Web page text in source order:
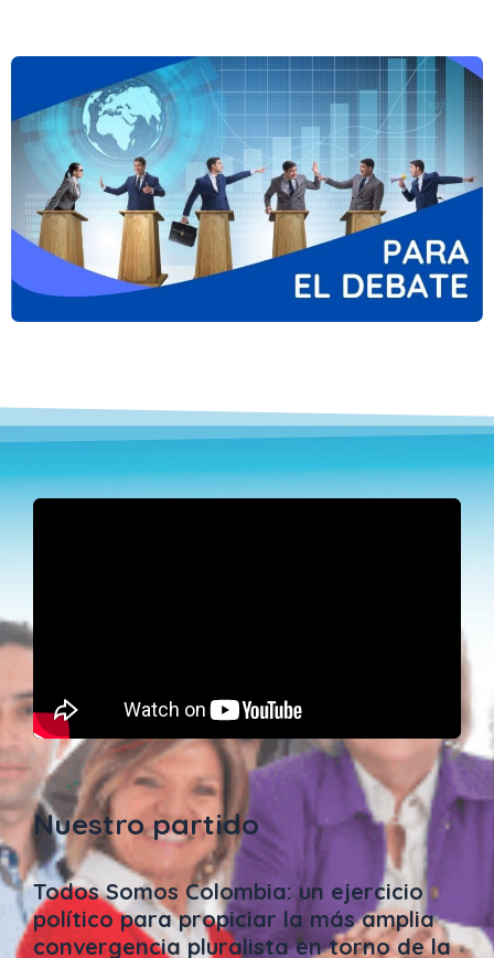
Nuestro partido
Todos Somos Colombia: un ejercicio
político para propiciar la más amplia
convergencia pluralista en torno de la